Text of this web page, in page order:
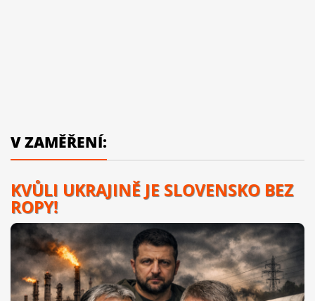
V ZAMĚŘENÍ:
KVŮLI UKRAJINĚ JE SLOVENSKO BEZ
ROPY!